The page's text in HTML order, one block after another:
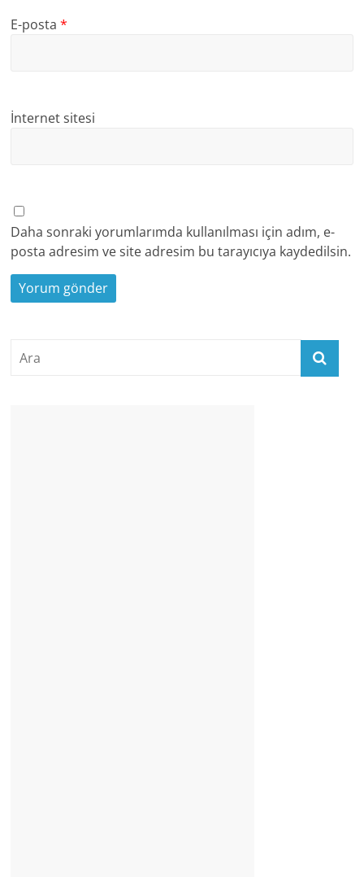
E-posta*
İnternet sitesi
Daha sonraki yorumlarımda kullanılması için adım, e-
posta adresim ve site adresim bu tarayıcıya kaydedilsin.